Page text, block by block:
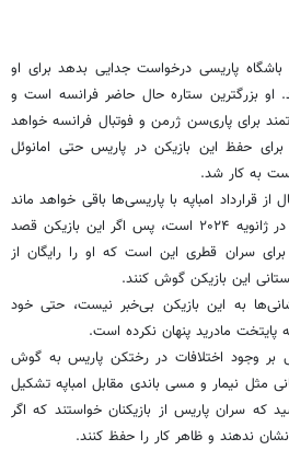
باشگاه پاریسی درخواست جدایی بدهد برای او
بزرگترین ستاره حال حاضر فرانسه است و
برای پاری‌سن ژرمن و فوتبال فرانسه خواهد
حفظ این بازیکن در پاریس حتی امانوئل
به کار شد.
از قرارداد امباپه با پاریسی‌ها باقی خواهد ماند
و این به معنی آزاد شدن کیلیان در ژانویه ۲۰۲۴ است، پس اگر این بازیکن قصد
برای سران قطری این است که او را رایگان از
این بازیکن گوش کنند.
به این بازیکن بی‌خبر نیست، حتی خود
پایتخت مادرید پنهان نکرده است.
بر وجود اختلافات در رختکن پاریس به گوش
مثل نیمار و مسی باندی مقابل امباپه تشکیل
که سران پاریس از بازیکنان خواستند که اگر
ندهند و ظاهر کار را حفظ کنند.